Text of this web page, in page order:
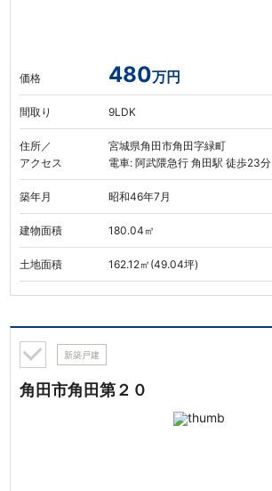
価格 480万円
間取り 9LDK
住所／
アクセス
宮城県角田市角田字緑町
電車: 阿武隈急行 角田駅 徒歩23分
築年月 昭和46年7月
建物面積 180.04㎡
土地面積 162.12㎡(49.04坪)
新築戸建
角田市角田第２０